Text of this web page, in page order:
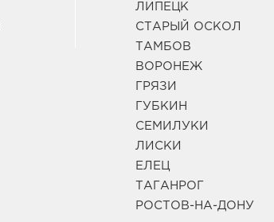
ЛИПЕЦК
СТАРЫЙ ОСКОЛ
ТАМБОВ
ВОРОНЕЖ
ГРЯЗИ
ГУБКИН
СЕМИЛУКИ
ЛИСКИ
ЕЛЕЦ
ТАГАНРОГ
РОСТОВ-НА-ДОНУ